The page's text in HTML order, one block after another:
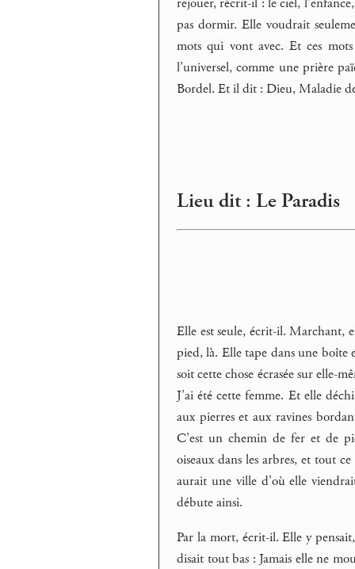
pas dormir. Elle voudrait
mots qui vont avec. Et ces
l’universel, comme une prière
Bordel. Et il dit : Dieu, Maladie
Lieu dit : Le Paradis
Elle est seule, écrit-il. Marchant,
pied, là. Elle tape dans une boîte
soit cette chose écrasée sur elle-
J’ai été cette femme. Et elle
aux pierres et aux ravines
C’est un chemin de fer et de
oiseaux dans les arbres, et tout
aurait une ville d’où elle
débute ainsi.
Par la mort, écrit-il. Elle y
disait tout bas : Jamais elle ne